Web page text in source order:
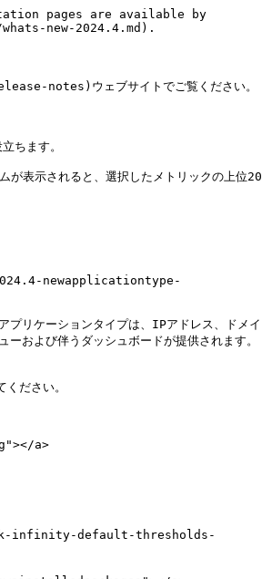
後にリアルタイムで検出、トラブルシューティング、従業員への通知とインシデント管理を自動化します。
* **ワークフロー: 遅いPCのトラブルシューティング**: 最も一般的なL1チェックを行うワークフローをトリガーします。 ワークフローは、性能問題の原因となり得る要素を示し、関連する修正を実行し、自動ティケットを作成します。
* **ドライバー更新コンプライアンス**: サードパーティのドライバ管理ツールによって報告された未更新を、重大度別に視覚化し、リモートアクションを介した自動更新を実行し、ドライバー環境をコンプライアントに保ちます。
* **Libraryアラート**: バイナリ凍結、Webアプリケーション、仮想化に関連するIT環境へ影響する共通の問題を把握します。
* **MS Teams (仕事または学校) リモートアクション**: MS Teams (仕事または学校) クライアントに特有の新しいリモートアクションをインストールし、ステータス情報を取得する。
* **ブートとログイン診断**: *ブートとログイン* ダッシュボードの更新には、強化されたKPIロジックと、*ブートとログイン* DEXスコアに合わせた追加ウィジェットが含まれています。

この内容は、2024.4のすべての地域への展開完了後に利用可能になります。

## 新しいライブラリおよび自動インストールモニター <a href="#whatsnew2024.4-newlibraryandauto-installedmonitors" id="whatsnew2024.4-newlibraryandauto-installedmonitors"></a>

環境に影響を与える問題を事前に特定し、問題の迅速な解決を支援します。 フリーズ、バイナリメモリの増加およびアプリケーションエクスペリエンスに関連する問題を検出する新しい組み込みモニターにより、作業のバックログをより効果的に優先できます。 新しい仮想化モニターをインストールするには、仮想化最適化ライブラリパックを確認してください。

## 新コース学習: 新しいコース *長期データをカスタムトレンドで活用する方法* <a href="#whatsnew2024.4-learn-newcoursehowtoleveragelong-termdatawithcustomtrends" id="whatsnew2024.4-learn-newcoursehowtoleveragelong-termdatawithcustomtrends"></a>

カスタムトレンドを作成し、ライブダッシュボードモジュールで活用する方法を学びます。 Nexthinkプラットフォーム管理の学習パスで利用可能な新しいコース「長期にわたるデータをカスタムトレンドで活用する方法」を完了してください。

<figure><img src="/files/SZXpb13nKNPKekDknxN0" alt="image-20240418-124042.png" width="760"><figcaption></figcaption></figure>

## 学び: アプリケーションエクスペリエンス管理の学習パスにおけるネットワークアプリケーション <a href="#whatsnew2024.4-learn-networkappsinapplicationexperiencemanagementlearningpath" id="whatsnew2024.4-learn-networkappsinapplicationexperiencemanagementlearningpath"></a>

オンライン教育と認定を通じて、アプ